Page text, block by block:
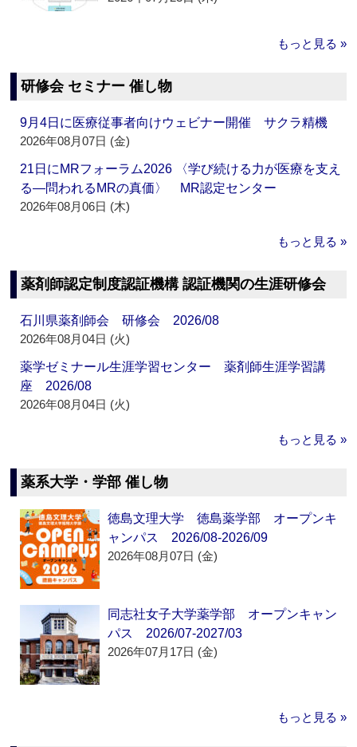
もっと見る »
研修会 セミナー 催し物
9月4日に医療従事者向けウェビナー開催 サクラ精機
2026年08月07日 (金)
21日にMRフォーラム2026 〈学び続ける力が医療を支え
る―問われるMRの真価〉 MR認定センター
2026年08月06日 (木)
もっと見る »
薬剤師認定制度認証機構 認証機関の生涯研修会
石川県薬剤師会 研修会 2026/08
2026年08月04日 (火)
薬学ゼミナール生涯学習センター 薬剤師生涯学習講
座 2026/08
2026年08月04日 (火)
もっと見る »
薬系大学・学部 催し物
徳島文理大学 徳島薬学部 オープンキ
ャンパス 2026/08-2026/09
2026年08月07日 (金)
同志社女子大学薬学部 オープンキャン
パス 2026/07-2027/03
2026年07月17日 (金)
もっと見る »